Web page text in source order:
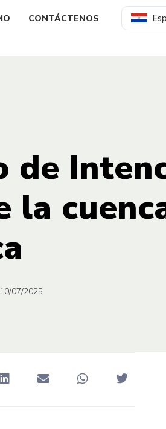
CONTÁCTENOS
la
10/07/2025